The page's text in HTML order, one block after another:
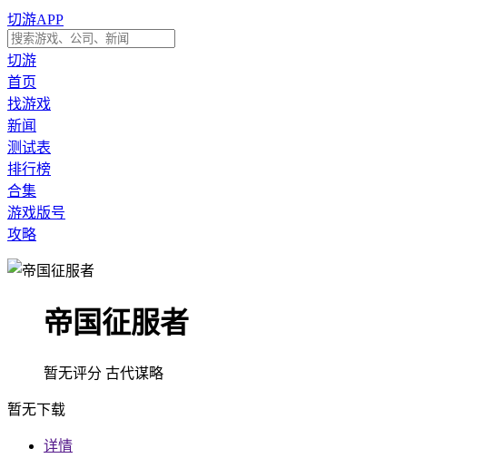
切游APP
切游
首页
找游戏
新闻
测试表
排行榜
合集
游戏版号
攻略
帝国征服者
暂无评分 古代谋略
暂无下载
详情